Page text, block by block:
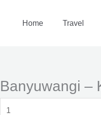
Home Travel
Banyuwangi –